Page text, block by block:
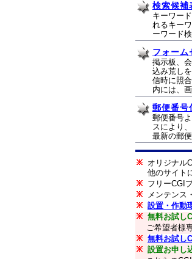
検索候補
キーワー
れるキー
ーワード
フォーム
掲示板、
込み荒し
信時に照
内には、
郵便番号
郵便番号
スにより
最新の郵
オリジナル
他のサイト
フリーCGI
メンテンス
設置・作動
無料お試し
ご希望者様
無料お試し
設置お申し